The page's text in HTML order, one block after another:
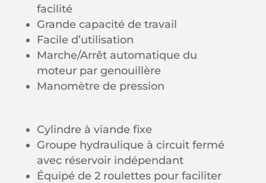
facilité
Grande capacité de travail
Facile d’utilisation
Marche/Arrêt automatique du
moteur par genouillère
Manomètre de pression
Cylindre à viande fixe
Groupe hydraulique à circuit fermé
avec réservoir indépendant
Équipé de 2 roulettes pour faciliter